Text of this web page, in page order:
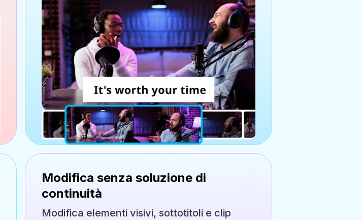
Modifica senza soluzione di
continuità
Modifica elementi visivi, sottotitoli e clip